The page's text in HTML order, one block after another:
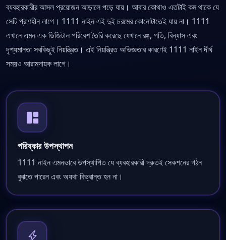
ব্যবহারকারীর আসল প্রয়োজন আড়ালে পড়ে যায়। আবার কোথাও এতটাই কম থাকে যে
সেটি প্রাণহীন লাগে। 1111 নাইন এই দুই চরমের কোনোটাতেই যায় না। 1111
এখানে এমন এক ডিজিটাল পরিবেশ তৈরি করেছে যেখানে রঙ, গতি, বিন্যাস এবং
দৃশ্যমানতা সবকিছুই নিয়ন্ত্রিত। এই নিয়ন্ত্রিত অভিজ্ঞতার কারণেই 1111 নাইন দীর্ঘ
সময়ও আরামদায়ক লাগে।
পরিষ্কার উপস্থাপন
1111 নাইন এমনভাবে উপস্থাপিত যে ব্যবহারকারী দ্রুতই সেকশনের গঠন
বুঝতে পারেন এবং অযথা বিভ্রান্ত হন না।